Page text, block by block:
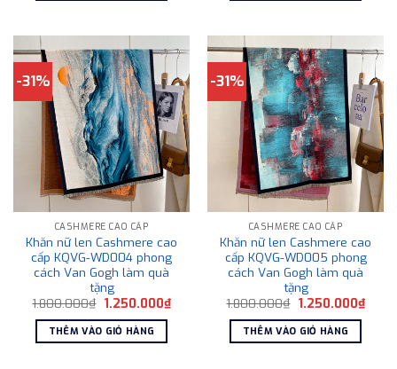
-31%
CASHMERE CAO CẤP
Khăn nữ len Cashmere cao
cấp KQVG-WD004 phong
cách Van Gogh làm quà
tặng
1.800.000₫ Giá
là:
1.800.000₫.
1.250.000₫Giá
hiện
1.250.000₫.
THÊM VÀO GIỎ HÀNG
-31%
CASHMERE CAO CẤP
Khăn nữ len Cashmere cao
cấp KQVG-WD005 phong
cách Van Gogh làm quà
tặng
1.800.000₫ Giá
là:
1.800.000₫.
1.250.000₫Giá
hiện
THÊM VÀO GIỎ HÀNG